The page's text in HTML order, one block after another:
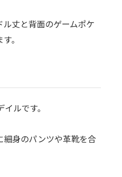
丈と背面のゲームポケ
。
ルです。
細身のパンツや革靴を合